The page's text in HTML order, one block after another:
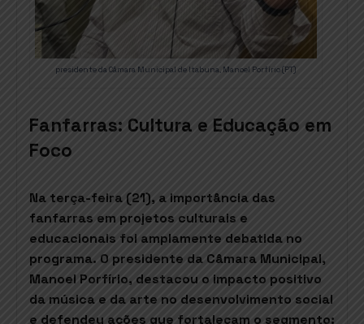
presidente da Câmara Municipal de Itabuna, Manoel Porfírio (PT)
Fanfarras: Cultura e Educação em
Foco
Na terça-feira (21), a importância das
fanfarras em projetos culturais e
educacionais foi amplamente debatida no
programa. O presidente da Câmara Municipal,
Manoel Porfírio, destacou o impacto positivo
da música e da arte no desenvolvimento social
e defendeu ações que fortaleçam o segmento: